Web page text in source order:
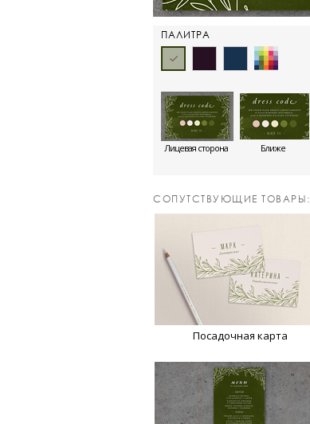
ПАЛИТРА
Лицевая сторона Ближе
CОПУТСТВУЮЩИЕ ТОВАРЫ:
Посадочная карта